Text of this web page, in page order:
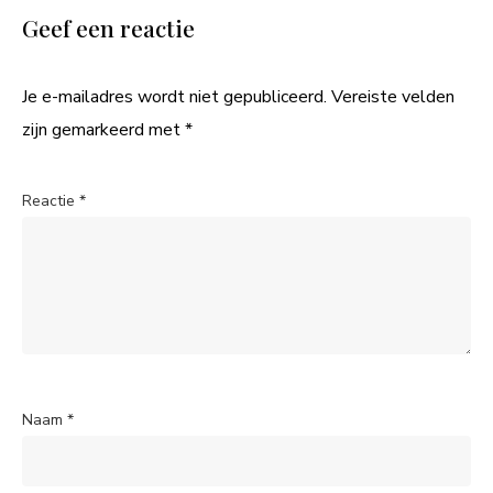
Geef een reactie
Je e-mailadres wordt niet gepubliceerd. Vereiste velden
zijn gemarkeerd met*
Reactie *
Naam *